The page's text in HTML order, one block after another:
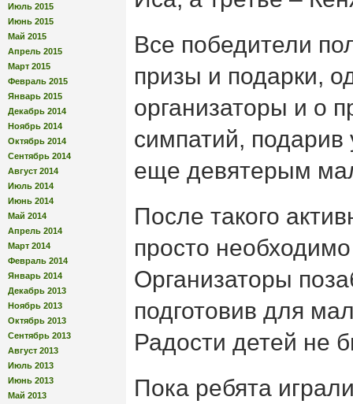
Июль 2015
Июнь 2015
Май 2015
Апрель 2015
Март 2015
Февраль 2015
Январь 2015
Декабрь 2014
Ноябрь 2014
Октябрь 2014
Сентябрь 2014
Август 2014
Июль 2014
Июнь 2014
Май 2014
Апрель 2014
Март 2014
Февраль 2014
Январь 2014
Декабрь 2013
Ноябрь 2013
Октябрь 2013
Сентябрь 2013
Август 2013
Июль 2013
Июнь 2013
Май 2013
Все победители
призы и подарки,
организаторы и о
симпатий,
еще девятерым
После такого
просто
Организаторы
подготовив для
Радости детей не
Пока ребята